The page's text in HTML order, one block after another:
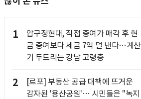
1
압구정현대, 직접 증여가 매각 후 현
금 증여보다 세금 7억 덜 낸다…계산
기 두드리는 강남 고령층
2
[르포] 부동산 공급 대책에 뜨거운
감자된 '용산공원'… 시민들은 "녹지